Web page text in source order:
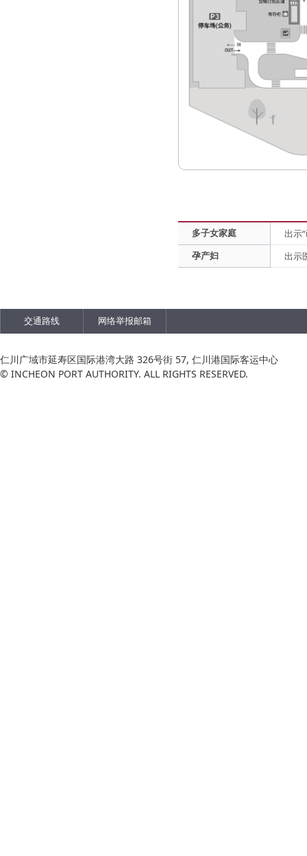
多子女家庭
出示
孕产妇
出示
交通路线 网络举报邮箱
仁川广域市延寿区国际港湾大路 326号街 57, 仁川港国际客运中心
© INCHEON PORT AUTHORITY. ALL RIGHTS RESERVED.